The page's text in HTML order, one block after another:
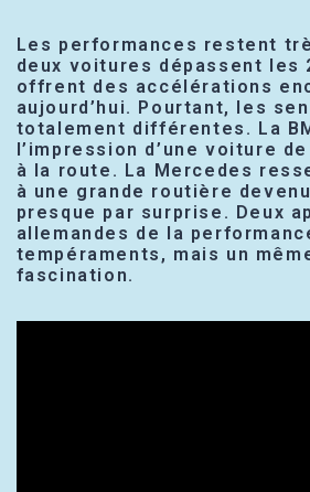
Les performances restent
deux voitures dépassent les
offrent des accélérations
aujourd’hui. Pourtant, les
totalement différentes. La
l’impression d’une voiture
à la route. La Mercedes
à une grande routière
presque par surprise. Deux
allemandes de la
tempéraments, mais un
fascination.